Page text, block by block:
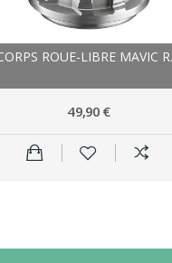
49,90 €